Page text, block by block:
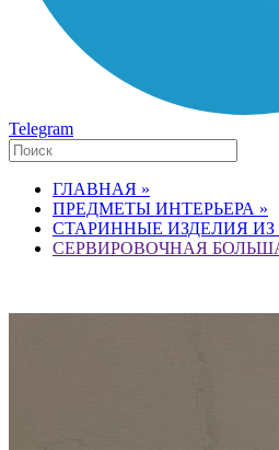
Telegram
ГЛАВНАЯ »
ПРЕДМЕТЫ ИНТЕРЬЕРА »
СТАРИННЫЕ ИЗДЕЛИЯ ИЗ
СЕРВИРОВОЧНАЯ